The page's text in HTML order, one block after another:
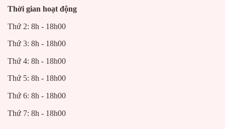
Thời gian hoạt động
Thứ 2: 8h - 18h00
Thứ 3: 8h - 18h00
Thứ 4: 8h - 18h00
Thứ 5: 8h - 18h00
Thứ 6: 8h - 18h00
Thứ 7: 8h - 18h00